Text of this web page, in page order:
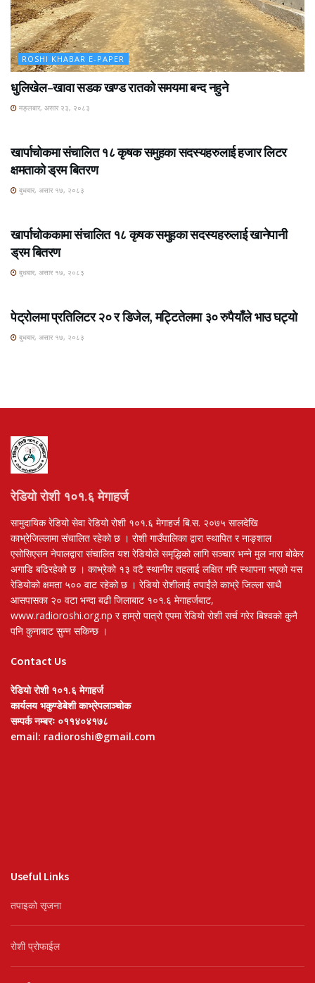
ROSHI KHABAR E-PAPER
धुलिखेल–खावा सडक खण्ड रातको समयमा बन्द नहुने
मङ्लबार, असार २३, २०८३
खार्पाचोकमा संचालित १८ कृषक समुहका सदस्यहरुलाई हजार लिटर
क्षमताको ड्रम बितरण
बुधबार, असार १७, २०८३
खार्पाचोककामा संचालित १८ कृषक समुहका सदस्यहरुलाई खानेपानी
ड्रम बितरण
बुधबार, असार १७, २०८३
पेट्रोलमा प्रतिलिटर २० र डिजेल, मट्टितेलमा ३० रुपैयाँले भाउ घट्यो
बुधबार, असार १७, २०८३
रेडियो रोशी १०१.६ मेगाहर्ज
सामुदायिक रेडियो सेवा रेडियो रोशी १०१.६ मेगाहर्ज बि.स. २०७५ सालदेखि
काभ्रेजिल्लामा संचालित रहेको छ । रोशी गाउँपालिका द्वारा स्थापित र नाङ्शाल
एसोसिएसन नेपालद्वारा संचालित यश रेडियोले समृद्धिको लागि सञ्चार भन्ने मुल नारा बोकेर
अगाडि बढिरहेको छ । काभ्रेको १३ वटै स्थानीय तहलाई लक्षित गरि स्थापना भएको यस
रेडियोको क्षमता ५०० वाट रहेको छ । रेडियो रोशीलाई तपाईंले काभ्रे जिल्ला साथै
आसपासका २० वटा भन्दा बढी जिलाबाट १०१.६ मेगाहर्जबाट,
www.radioroshi.org.np र हाम्रो पात्रो एपमा रेडियो रोशी सर्च गरेर बिश्वको कुनै
पनि कुनाबाट सुन्न सकिन्छ ।
Contact Us
रेडियो रोशी १०१.६ मेगाहर्ज
कार्यलय भकुण्डेबेशी काभ्रेपलाञ्चोक
सम्पर्क नम्बरः ०११४०४१७८
email: radioroshi@gmail.com
Useful Links
तपाइको सृजना
रोशी प्रोफाईल